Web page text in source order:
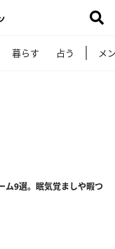
暮らす 占う メ
ム9選。眠気覚ましや暇つ